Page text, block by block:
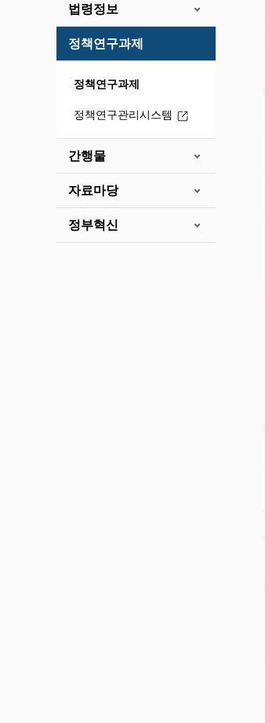
법령정보
정책연구과제
정책연구과제
정책연구관리시스템
간행물
자료마당
정부혁신